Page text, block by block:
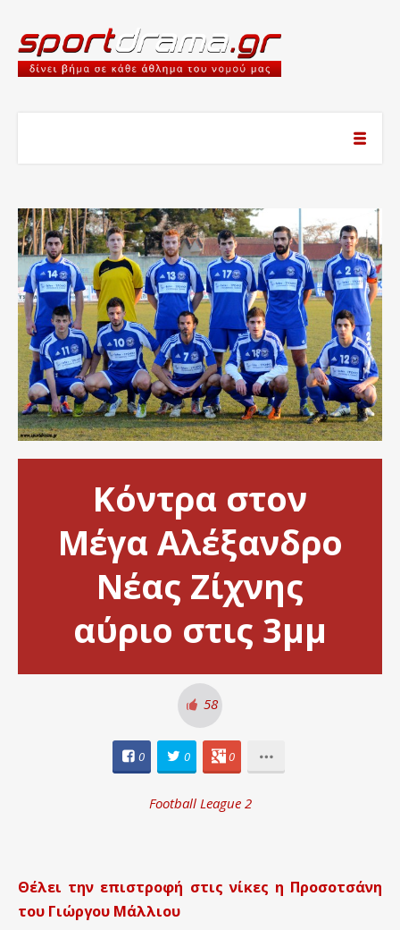
Κόντρα στον
Μέγα Αλέξανδρο
Νέας Ζίχνης
αύριο στις 3μμ
58
0 0 0
Football League 2
Θέλει την επιστροφή στις νίκες η Προσοτσάνη
του Γιώργου Μάλλιου